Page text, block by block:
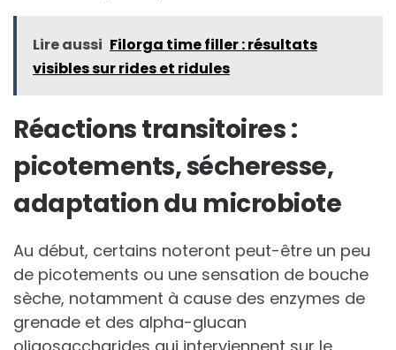
Lire aussi Filorga time filler : résultats
visibles sur rides et ridules
Réactions transitoires :
picotements, sécheresse,
adaptation du microbiote
Au début, certains noteront peut-être un peu
de picotements ou une sensation de bouche
sèche, notamment à cause des enzymes de
grenade et des alpha-glucan